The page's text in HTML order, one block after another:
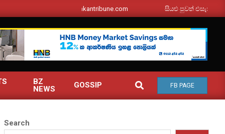
srilankantribune.com සියළු පුවත් එසැනින් ඔබ වෙත
BZ
NEWS
GOSSIP SEARCH
FB PAGE
Search